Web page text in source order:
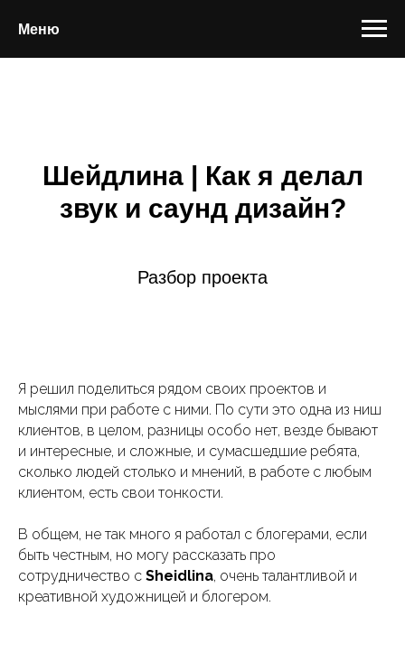
Меню
Шейдлина | Как я делал
звук и саунд дизайн?
Разбор проекта
Я решил поделиться рядом своих проектов и
мыслями при работе с ними. По сути это одна из ниш
клиентов, в целом, разницы особо нет, везде бывают
и интересные, и сложные, и сумасшедшие ребята,
сколько людей столько и мнений, в работе с любым
клиентом, есть свои тонкости.
В общем, не так много я работал с блогерами, если
быть честным, но могу рассказать про
сотрудничество с Sheidlina, очень талантливой и
креативной художницей и блогером.